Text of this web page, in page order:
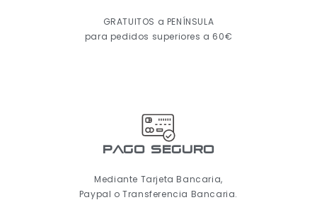
GRATUITOS a PENÍNSULA
para pedidos superiores a 60€
pago seguro
Mediante Tarjeta Bancaria,
Paypal o Transferencia Bancaria.